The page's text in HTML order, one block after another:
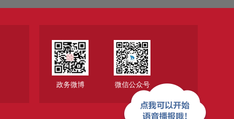
政务微博 微信公众号